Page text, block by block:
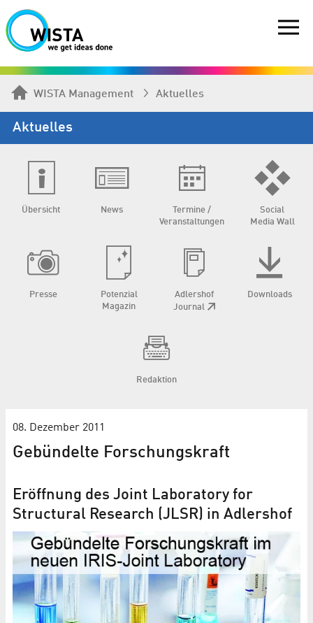
WISTA Management Aktuelles
Aktuelles
Übersicht News
Termine /
Veranstaltungen
Social
Media Wall
Presse
Potenzial
Magazin
Adlershof
Journal
Downloads
Redaktion
08. Dezember 2011
Gebündelte Forschungskraft
Eröffnung des Joint Laboratory for
Structural Research (JLSR) in Adlershof